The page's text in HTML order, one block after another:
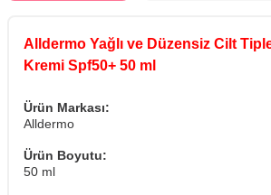
Alldermo Yağlı ve Düzensiz Cilt
Kremi Spf50+ 50 ml
Ürün Markası:
Alldermo
Ürün Boyutu:
50 ml